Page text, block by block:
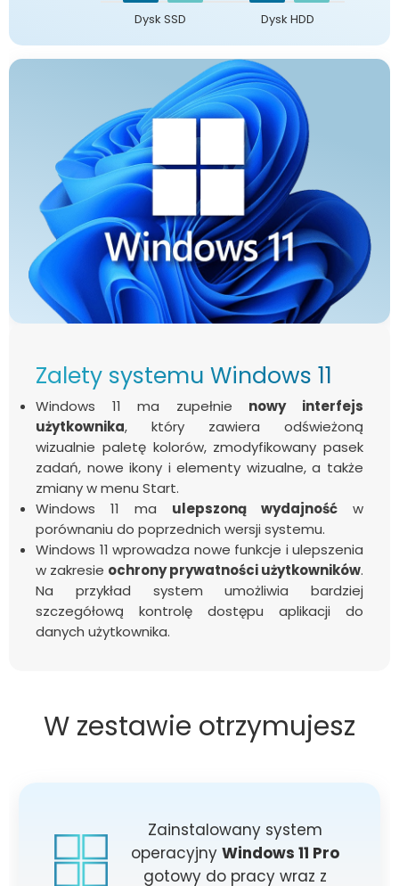
Dysk SSD Dysk HDD
Zalety systemu Windows 11
Windows 11 ma zupełnie nowy interfejs
użytkownika, który zawiera odświeżoną
wizualnie paletę kolorów, zmodyfikowany pasek
zadań, nowe ikony i elementy wizualne, a także
zmiany w menu Start.
Windows 11 ma ulepszoną wydajność w
porównaniu do poprzednich wersji systemu.
Windows 11 wprowadza nowe funkcje i ulepszenia
w zakresie ochrony prywatności użytkowników.
Na przykład system umożliwia bardziej
szczegółową kontrolę dostępu aplikacji do
danych użytkownika.
W zestawie otrzymujesz
Zainstalowany system
operacyjny Windows 11 Pro
gotowy do pracy wraz z